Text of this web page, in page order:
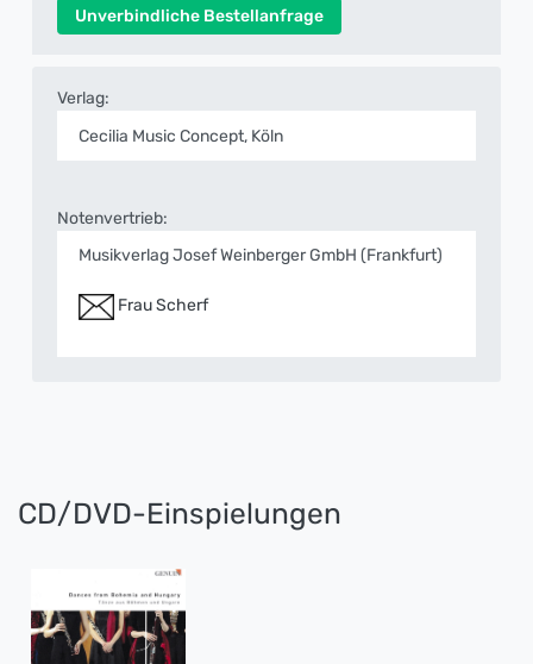
Unverbindliche Bestellanfrage
Verlag:
Cecilia Music Concept, Köln
Notenvertrieb:
Musikverlag Josef Weinberger GmbH (Frankfurt)
Frau Scherf
CD/DVD-Einspielungen